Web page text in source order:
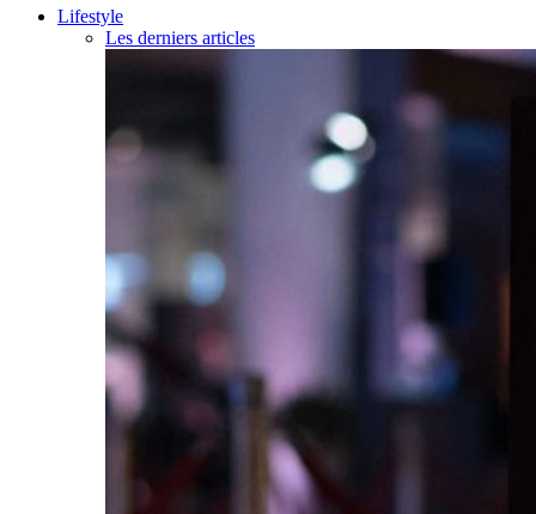
Lifestyle
Les derniers articles